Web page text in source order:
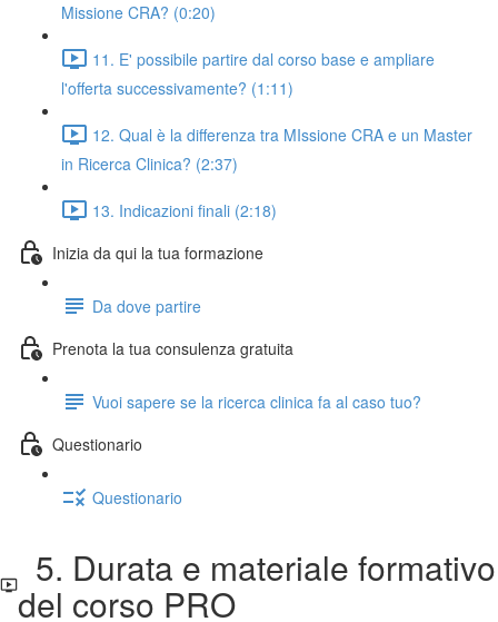
Missione CRA? (0:20)
11. E' possibile partire dal corso base e ampliare
l'offerta successivamente? (1:11)
12. Qual è la differenza tra MIssione CRA e un Master
in Ricerca Clinica? (2:37)
13. Indicazioni finali (2:18)
Inizia da qui la tua formazione
Da dove partire
Prenota la tua consulenza gratuita
Vuoi sapere se la ricerca clinica fa al caso tuo?
Questionario
Questionario
5. Durata e materiale formativo
del corso PRO